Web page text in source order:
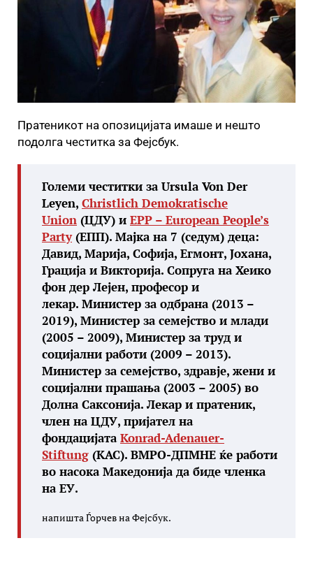
Пратеникот на опозицијата имаше и нешто
подолга честитка за Фејсбук.
Големи честитки за Ursula Von Der
Leyen, Christlich Demokratische
Union (ЦДУ) и EPP – European People’s
Party(ЕПП). Мајка на 7 (седум) деца:
Давид, Марија, Софија, Егмонт, Јохана,
Грација и Викторија. Сопруга на Хеико
фон дер Лејен, професор и
лекар. Министер за одбрана (2013 –
2019), Министер за семејство и млади
(2005 – 2009), Министер за труд и
социјални работи (2009 – 2013).
Министер за семејство, здравје, жени и
социјални прашања (2003 – 2005) во
Долна Саксонија. Лекар и пратеник,
член на ЦДУ, пријател на
фондацијатаKonrad-Adenauer-
Stiftung (КАС). ВМРО-ДПМНЕ ќе работи
во насока Македонија да биде членка
на ЕУ.
напишта Ѓорчев на Фејсбук.